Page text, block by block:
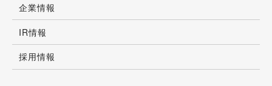
企業情報
IR情報
採用情報